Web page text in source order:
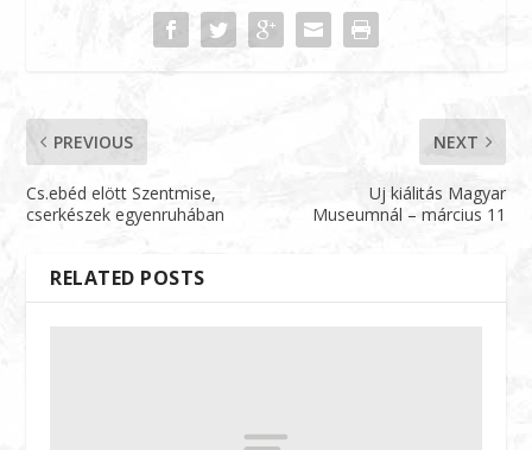
PREVIOUS
Cs.ebéd elött Szentmise,
cserkészek egyenruhában
NEXT
Uj kiálitás Magyar
Museumnál – március 11
RELATED POSTS